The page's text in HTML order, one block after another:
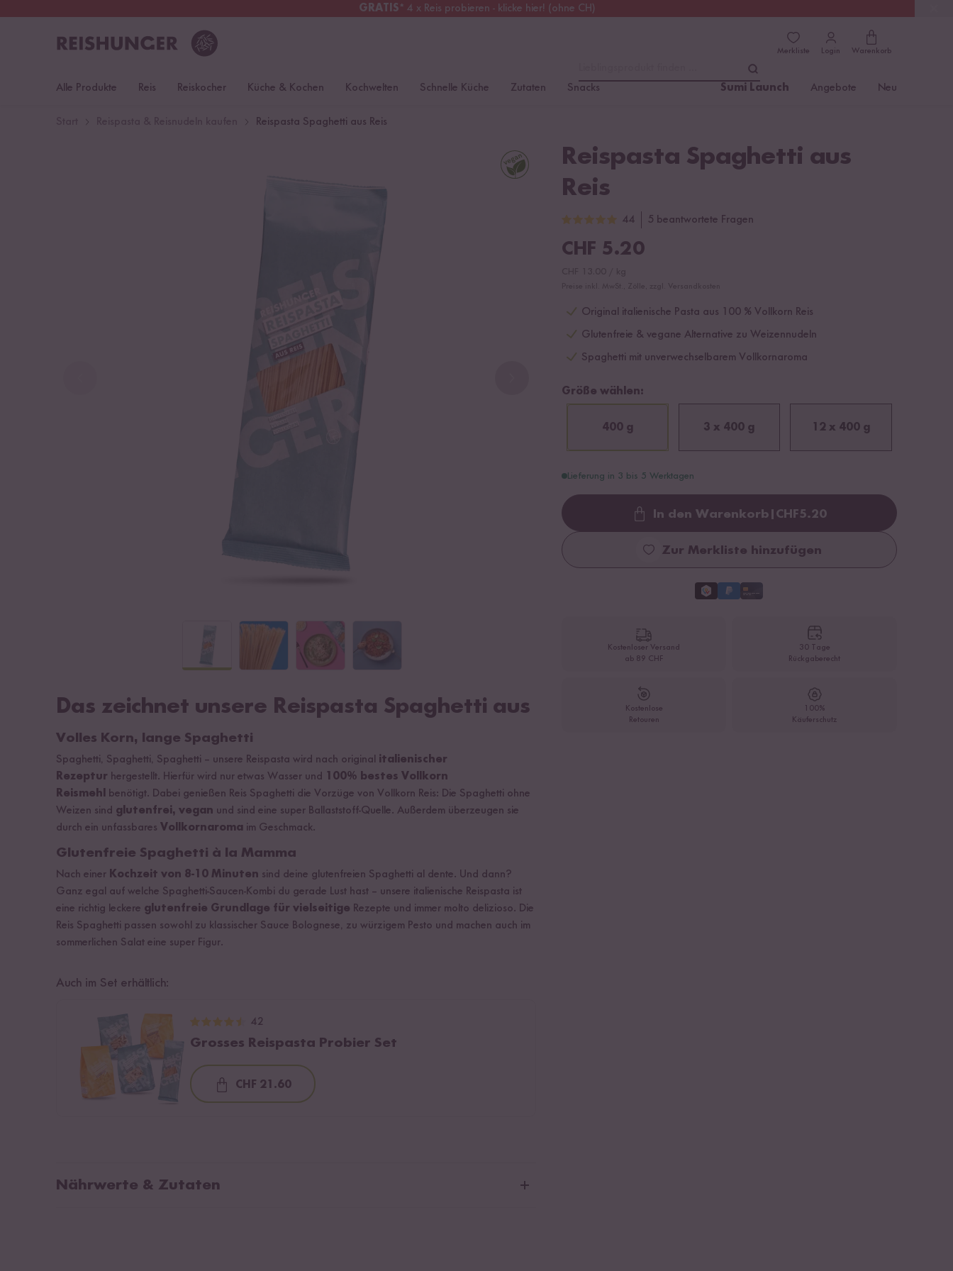
GRATIS* 4 x Reis probieren - klicke hier! (ohne CH)
Alle Zölle & Steuern inklusive
Merkliste Login Warenkorb
Alle Produkte Reis Reiskocher Küche & Kochen Kochwelten Schnelle Küche Zutaten Snacks Sumi Launch Angebote Neu
Reispasta Spaghetti aus Reis
Reispasta Spaghetti aus
Reis
44 5 beantwortete Fragen
CHF 5.20
Original italienische Pasta aus 100 % Vollkorn Reis
Glutenfreie & vegane Alternative zu Weizennudeln
Spaghetti mit unverwechselbarem Vollkornaroma
Größe wählen:
400 g 3 x 400 g 12 x 400 g
Lieferung in 3 bis 5 Werktagen
Loading...
In den Warenkorb CHF5.20
Zur Merkliste hinzufügen
Kostenloser Versand
ab 89 CHF
30 Tage
Rückgaberecht
Kostenlose
Retouren
100%
Käuferschutz
Das zeichnet unsere Reispasta Spaghetti aus
Volles Korn, lange Spaghetti
Spaghetti, Spaghetti, Spaghetti – unsere Reispasta wird nach original italienischer
Rezeptur hergestellt. Hierfür wird nur etwas Wasser und
100% bestes Vollkorn
Reismehl
benötigt. Dabei genießen Reis Spaghetti die Vorzüge von Vollkorn Reis: Die Spaghetti ohne
Weizen sind glutenfrei, vegan und sind eine super Ballaststoff-Quelle. Außerdem überzeugen sie
durch ein unfassbares Vollkornaroma im Geschmack.
Glutenfreie Spaghetti à la Mamma
Nach einer Kochzeit von 8-10 Minuten sind deine glutenfreien Spaghetti al dente. Und dann?
Ganz egal auf welche Spaghetti-Saucen-Kombi du gerade Lust hast – unsere italienische Reispasta ist
eine richtig leckere glutenfreie Grundlage für vielseitige Rezepte und immer molto delizioso. Die
Reis Spaghetti passen sowohl zu klassischer Sauce Bolognese, zu würzigem Pesto und machen auch im
sommerlichen Salat eine super Figur.
Auch im Set erhältlich:
42
Grosses Reispasta Probier Set
Loading...
CHF 21.60
Nährwerte & Zutaten